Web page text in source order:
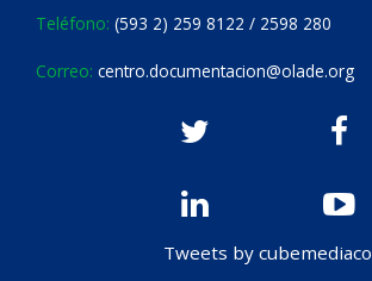
Teléfono: (593 2) 259 8122 / 2598 280
Correo: centro.documentacion@olade.org
Tweets by cubemediaco